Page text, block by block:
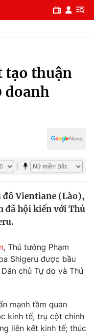
tạo thuận
doanh
đô Vientiane (Lào),
đã hội kiến với Thủ
, Thủ tướng Phạm
Shigeru được bầu
chủ Tự do và Thủ
mạnh tầm quan
kinh tế, trụ cột chính
liên kết kinh tế; thúc